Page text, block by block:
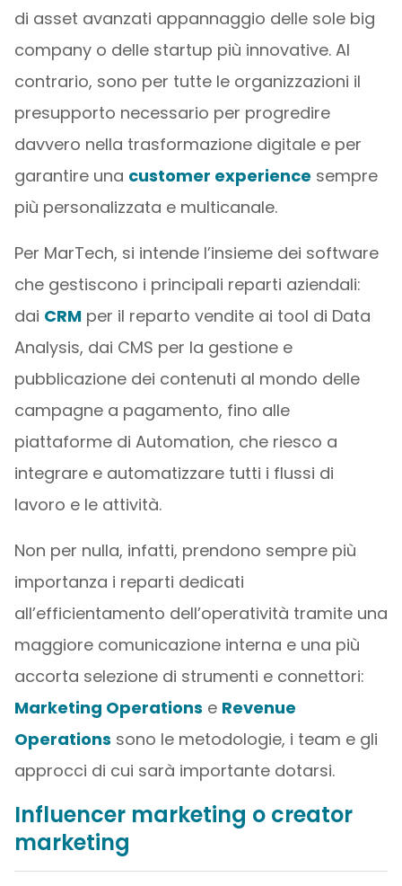
di asset avanzati appannaggio delle sole big
company o delle startup più innovative. Al
contrario, sono per tutte le organizzazioni il
presupporto necessario per progredire
davvero nella trasformazione digitale e per
garantire una customer experience sempre
più personalizzata e multicanale.
Per MarTech, si intende l’insieme dei software
che gestiscono i principali reparti aziendali:
dai CRMper il reparto vendite ai tool di Data
Analysis, dai CMS per la gestione e
pubblicazione dei contenuti al mondo delle
campagne a pagamento, fino alle
piattaforme di Automation, che riesco a
integrare e automatizzare tutti i flussi di
lavoro e le attività.
Non per nulla, infatti, prendono sempre più
importanza i reparti dedicati
all’efficientamento dell’operatività tramite una
maggiore comunicazione interna e una più
accorta selezione di strumenti e connettori:
Marketing Operations e Revenue
Operations sono le metodologie, i team e gli
approcci di cui sarà importante dotarsi.
Influencer marketing o creator
marketing